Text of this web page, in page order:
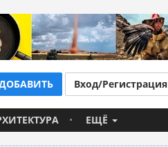
Вход/Регистрация
ЕЩЁ